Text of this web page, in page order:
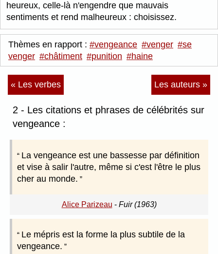
heureux, celle-là n'engendre que mauvais
sentiments et rend malheureux : choisissez.
Thèmes en rapport : #vengeance #venger #se
venger #châtiment #punition #haine
« Les verbes Les auteurs »
2 - Les citations et phrases de célébrités sur
vengeance :
La vengeance est une bassesse par définition
et vise à salir l'autre, même si c'est l'être le plus
cher au monde.
Alice Parizeau - Fuir (1963)
Le mépris est la forme la plus subtile de la
vengeance.